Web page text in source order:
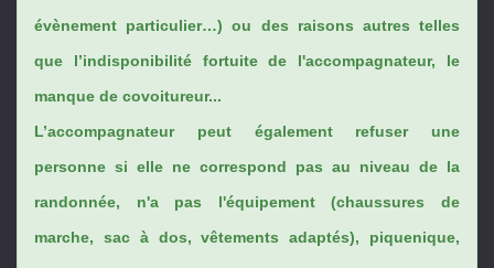
évènement particulier…) ou des raisons autres telles
que l’indisponibilité fortuite de l'accompagnateur, le
manque de covoitureur...
L’accompagnateur peut également refuser une
personne si elle ne correspond pas au niveau de la
randonnée, n'a pas l'équipement (chaussures de
marche, sac à dos, vêtements adaptés), piquenique,